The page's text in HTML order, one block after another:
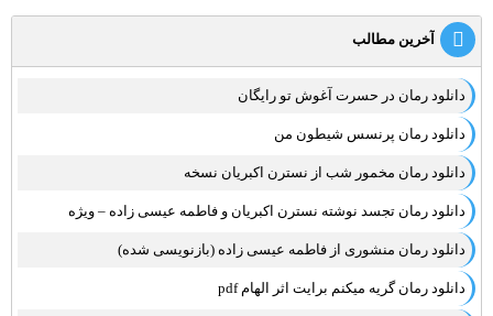
آخرین مطالب
دانلود رمان در حسرت آغوش تو رایگان
دانلود رمان پرنسس شیطون من
دانلود رمان مخمور شب از نسترن اکبریان نسخه
دانلود رمان تجسد نوشته نسترن اکبریان و فاطمه عیسی زاده – ویژه
دانلود رمان منشوری از فاطمه عیسی زاده (بازنویسی شده)
دانلود رمان گریه میکنم برایت اثر الهام pdf